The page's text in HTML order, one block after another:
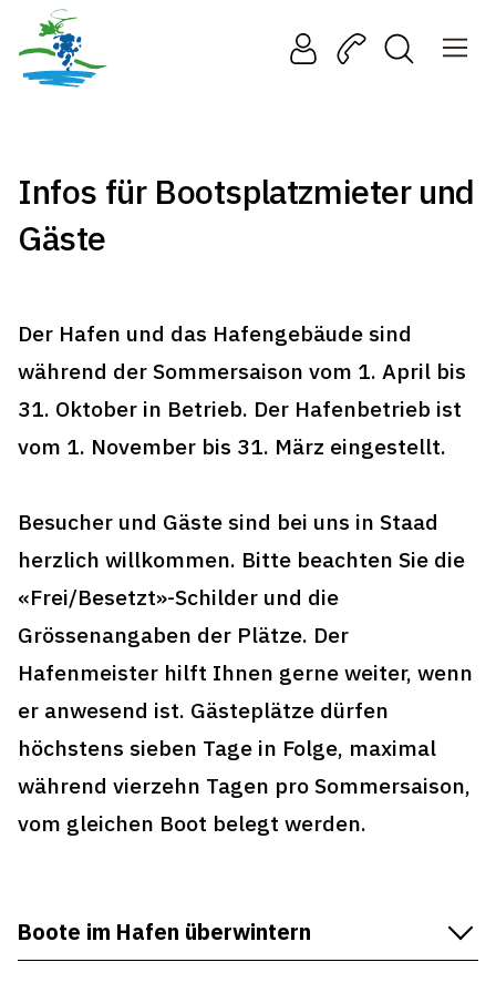
Infos für Bootsplatzmieter und
Gäste
Der Hafen und das Hafengebäude sind
während der Sommersaison vom 1. April bis
31. Oktober in Betrieb. Der Hafenbetrieb ist
vom 1. November bis 31. März eingestellt.
Besucher und Gäste sind bei uns in Staad
herzlich willkommen. Bitte beachten Sie die
«Frei/Besetzt»-Schilder und die
Grössenangaben der Plätze. Der
Hafenmeister hilft Ihnen gerne weiter, wenn
er anwesend ist. Gästeplätze dürfen
höchstens sieben Tage in Folge, maximal
während vierzehn Tagen pro Sommersaison,
vom gleichen Boot belegt werden.
Boote im Hafen überwintern